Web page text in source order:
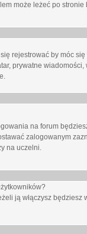
może leżeć po stronie
rejestrować by móc
prywatne
na forum
zalogowanym
na uczelni.
ją włączysz będziesz